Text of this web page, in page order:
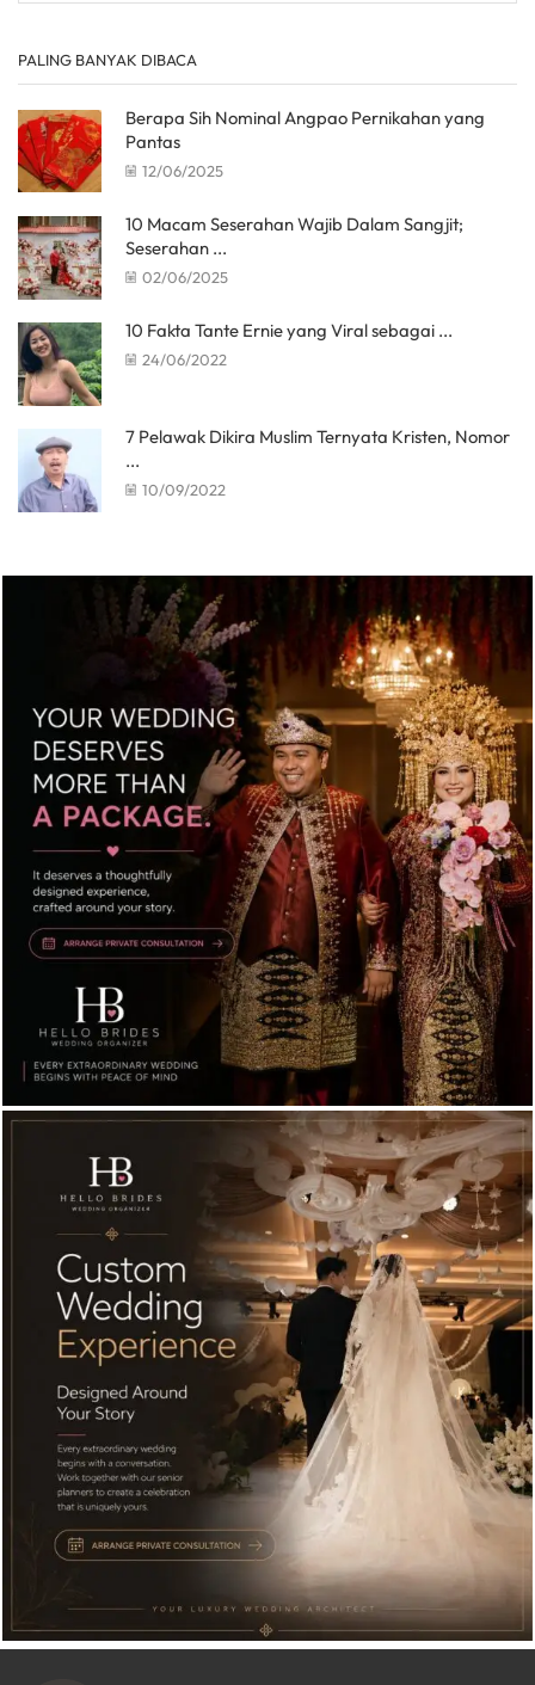
PALING BANYAK DIBACA
Berapa Sih Nominal Angpao Pernikahan yang
Pantas
12/06/2025
10 Macam Seserahan Wajib Dalam Sangjit;
Seserahan ...
02/06/2025
10 Fakta Tante Ernie yang Viral sebagai ...
24/06/2022
7 Pelawak Dikira Muslim Ternyata Kristen, Nomor
...
10/09/2022